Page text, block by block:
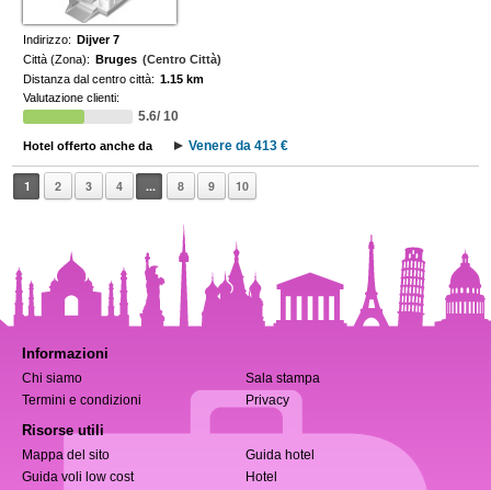
Indirizzo: Dijver 7
Città (Zona): Bruges (Centro Città)
Distanza dal centro città: 1.15 km
Valutazione clienti:
5.6/ 10
Hotel offerto anche da Venere da 413 €
1 2 3 4 ... 8 9 10
Informazioni
Chi siamo
Sala stampa
Termini e condizioni
Privacy
Risorse utili
Mappa del sito
Guida hotel
Guida voli low cost
Hotel